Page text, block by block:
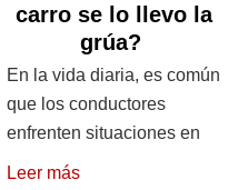
carro se lo llevo la
grúa?
En la vida diaria, es común
que los conductores
enfrenten situaciones en
Leer más